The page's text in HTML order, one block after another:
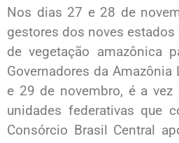
Nos dias 27 e 28 de
gestores dos noves
de vegetação amazônica
Governadores da
e 29 de novembro, é a vez
unidades federativas que
Consórcio Brasil Central